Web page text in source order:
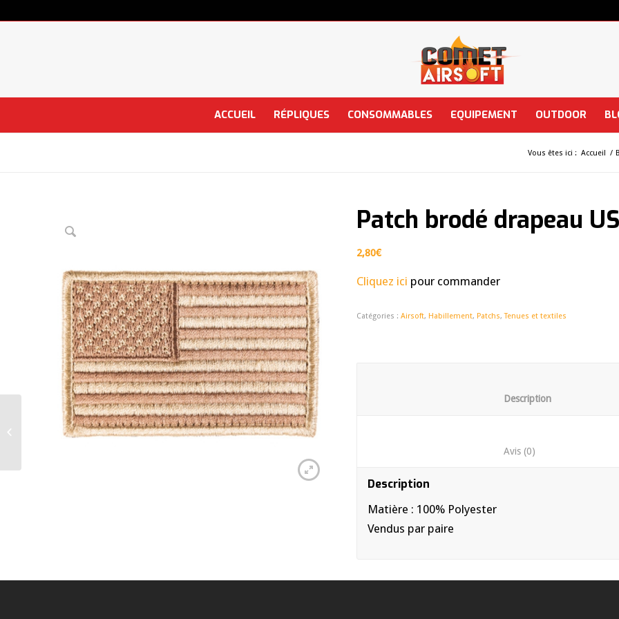
ACCUEIL RÉPLIQUES CONSOMMABLES EQUIPEMENT OUTDOOR
Vous êtes ici : Accueil /
Patch brodé drapeau
2,80€
Cliquez ici pour commander
Catégories :Airsoft, Habillement, Patchs,Tenues et textiles
Description
Matière : 100% Polyester
Vendus par paire
Patch brodé drapeau
allemand 3.5 x 6cm